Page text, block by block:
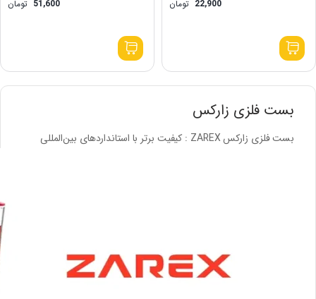
22,900 تومان 51,600 تومان
بست فلزی زارکس
بست فلزی زارکس ZAREX : کیفیت برتر با استانداردهای بین‌المللی